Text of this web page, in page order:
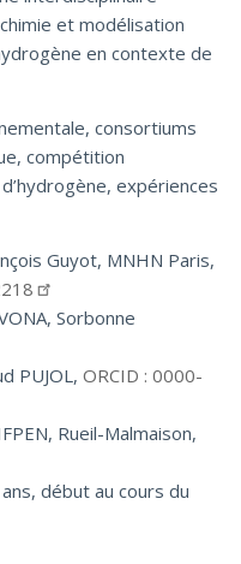
et modélisation
en contexte de
consortiums
compétition
expériences
Guyot, MNHN Paris,
Sorbonne
PUJOL, ORCID : 0000-
Rueil-Malmaison,
début au cours du